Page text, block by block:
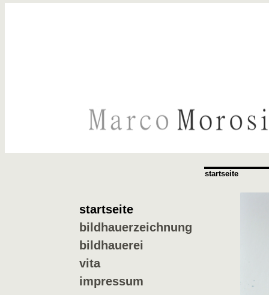
startseite
bildhauerzeichnung
bildhauerei
vita
impressum
startseite